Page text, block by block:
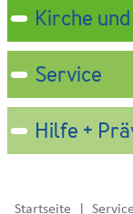
Kirche
Service
Hilfe +
Startseite Service